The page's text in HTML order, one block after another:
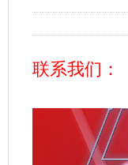
联系我们：